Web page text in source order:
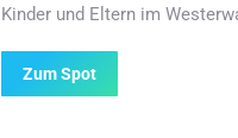
Kinder und Eltern im
Zum Spot